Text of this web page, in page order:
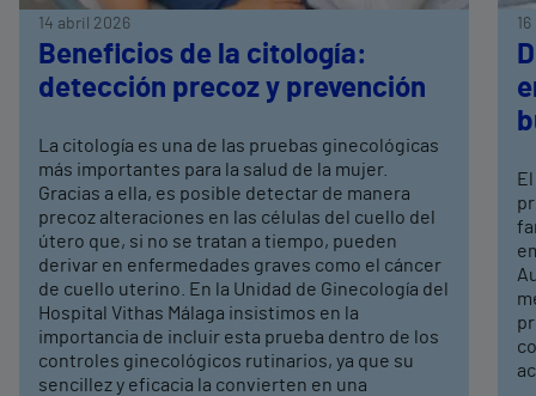
14 abril 2026
Beneficios de la citología:
detección precoz y prevención
La citología es una de las pruebas ginecológicas
más importantes para la salud de la mujer.
Gracias a ella, es posible detectar de manera
precoz alteraciones en las células del cuello del
útero que, si no se tratan a tiempo, pueden
derivar en enfermedades graves como el cáncer
de cuello uterino. En la Unidad de Ginecología del
Hospital Vithas Málaga insistimos en la
importancia de incluir esta prueba dentro de los
controles ginecológicos rutinarios, ya que su
sencillez y eficacia la convierten en una